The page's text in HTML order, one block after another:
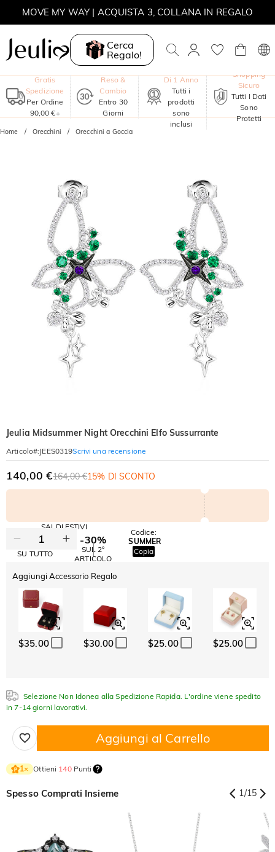
SALDI ESTIVI | -30% SUL 2° ARTICOLO | CODICE: SUMMER
MOVE MY WAY | ACQUISTA 3, COLLANA IN REGALO
Cerca
Regalo!
Gratis
Spedizione
Per Ordine
90,00 €+
Reso &
Cambio
Entro 30
Giorni
Di 1 Anno
Tutti i
prodotti
sono
inclusi
Shopping
Sicuro
Tutti I Dati
Sono
Protetti
Home Orecchini Orecchini a Goccia
Jeulia Midsummer Night Orecchini Elfo Sussurrante
Articolo#: JEES0319Scrivi una recensione
140,00 €164,00 €15% DI SCONTO
SALDI ESTIVI
-10%
SU TUTTO
-30%
SUL 2°
ARTICOLO
Codice:
SUMMER
Copia
Aggiungi Accessorio Regalo
$35.00 $30.00 $25.00 $25.00
Selezione Non Idonea alla Spedizione Rapida. L'ordine viene spedito
in 7-14 giorni lavorativi.
Aggiungi al Carrello
1× Ottieni 140Punti
Spesso Comprati Insieme 1/15